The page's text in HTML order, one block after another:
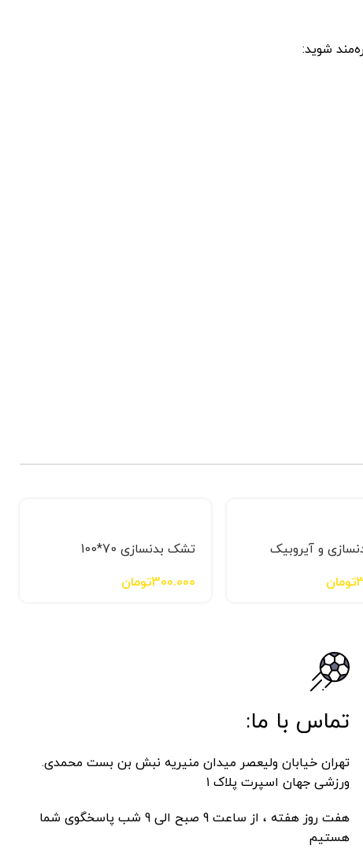
شوید:
و آیروبیک
تومان
تشک بدنسازی 70*100
تومان300.000
تماس با ما:
تهران خیابان ولیعصر میدان منیریه نبش بن بست محمدی.
ورزشی جهان اسپرت پلاک ۱
هفت روز هفته ، از ساعت 9 صبح الی 9 شب پاسخگوی شما
هستیم